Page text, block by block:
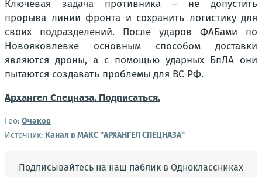
Ключевая задача противника – не допустить
прорыва линии фронта и сохранить логистику для
своих подразделений. После ударов ФАБами по
Новояковлевке основным способом доставки
являются дроны, а с помощью ударных БпЛА они
пытаются создавать проблемы для ВС РФ.
Архангел Спецназа. Подписаться.
Гео: Очаков
Источник: Канал в МАКС "АРХАНГЕЛ СПЕЦНАЗА"
Подписывайтесь на наш паблик в Одноклассниках